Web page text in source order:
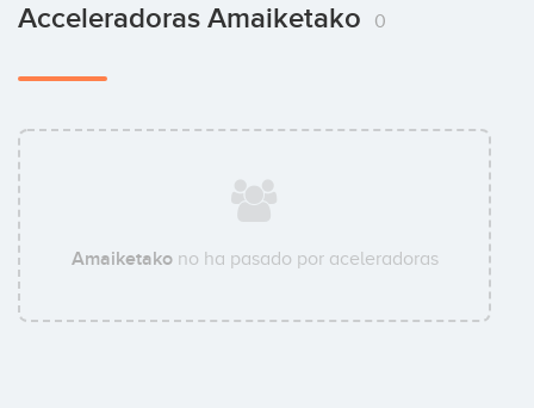
Acceleradoras Amaiketako 0
Amaiketakono ha pasado por aceleradoras